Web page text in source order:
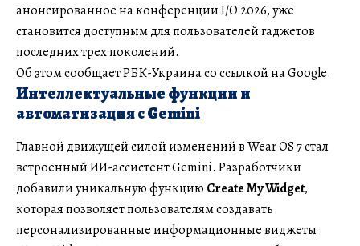
анонсированное на конференции I/O 2026, уже
становится доступным для пользователей гаджетов
последних трех поколений.
Об этом сообщает РБК-Украина со ссылкой на Google.
Интеллектуальные функции и
автоматизация с Gemini
Главной движущей силой изменений в Wear OS 7 стал
встроенный ИИ-ассистент Gemini. Разработчики
добавили уникальную функцию Create My Widget,
которая позволяет пользователям создавать
персонализированные информационные виджеты